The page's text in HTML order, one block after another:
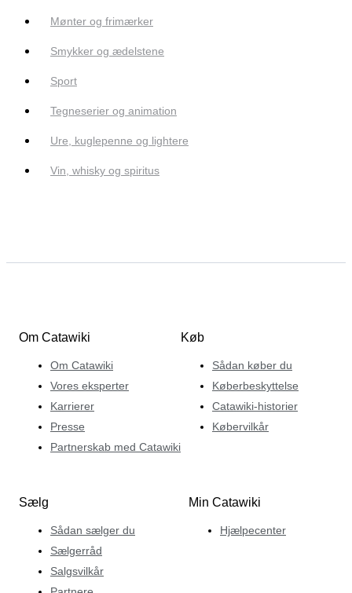
Mønter og frimærker
Smykker og ædelstene
Sport
Tegneserier og animation
Ure, kuglepenne og lightere
Vin, whisky og spiritus
Om Catawiki
Om Catawiki
Vores eksperter
Karrierer
Presse
Partnerskab med Catawiki
Køb
Sådan køber du
Køberbeskyttelse
Catawiki-historier
Købervilkår
Sælg
Sådan sælger du
Sælgerråd
Salgsvilkår
Min Catawiki
Hjælpecenter